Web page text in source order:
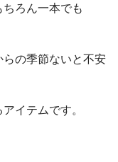
ろん一本でも
の季節ないと不安
イテムです。